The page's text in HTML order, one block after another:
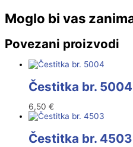
Moglo bi vas
Povezani proizvodi
Čestitka br. 5004
6,50 €
Čestitka br. 4503